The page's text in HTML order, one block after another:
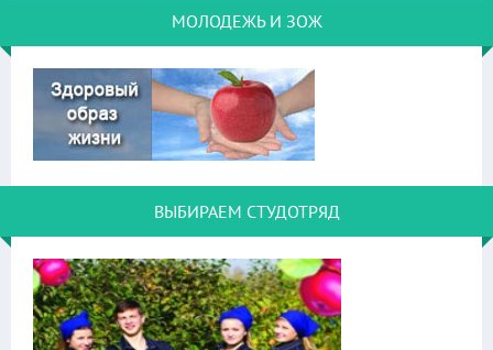
МОЛОДЕЖЬ И ЗОЖ
ВЫБИРАЕМ СТУДОТРЯД